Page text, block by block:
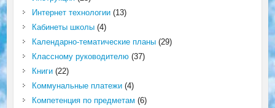
Интернет технологии(13)
Кабинеты школы(4)
Календарно-тематические планы(29)
Классному руководителю(37)
Книги(22)
Коммунальные платежи(4)
Компетенция по предметам (6)